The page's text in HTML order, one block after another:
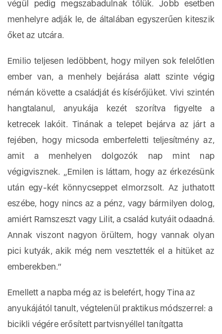
végül pedig megszabadulnak tőlük. Jobb esetben
menhelyre adják le, de általában egyszerűen kiteszik
őket az utcára.
Emilio teljesen ledöbbent, hogy milyen sok felelőtlen
ember van, a menhely bejárása alatt szinte végig
némán követte a családját és kísérőjüket. Vivi szintén
hangtalanul, anyukája kezét szorítva figyelte a
ketrecek lakóit. Tinának a telepet bejárva az járt a
fejében, hogy micsoda emberfeletti teljesítmény az,
amit a menhelyen dolgozók nap mint nap
végigvisznek. „Emilen is láttam, hogy az érkezésünk
után egy-két könnycseppet elmorzsolt. Az juthatott
eszébe, hogy nincs az a pénz, vagy bármilyen dolog,
amiért Ramszeszt vagy Lilit, a család kutyáit odaadná.
Annak viszont nagyon örültem, hogy vannak olyan
pici kutyák, akik még nem vesztették el a hitüket az
emberekben.”
Emellett a napba még az is belefért, hogy Tina az
anyukájától tanult, végtelenül praktikus módszerrel: a
bicikli végére erősített partvisnyéllel tanítgatta